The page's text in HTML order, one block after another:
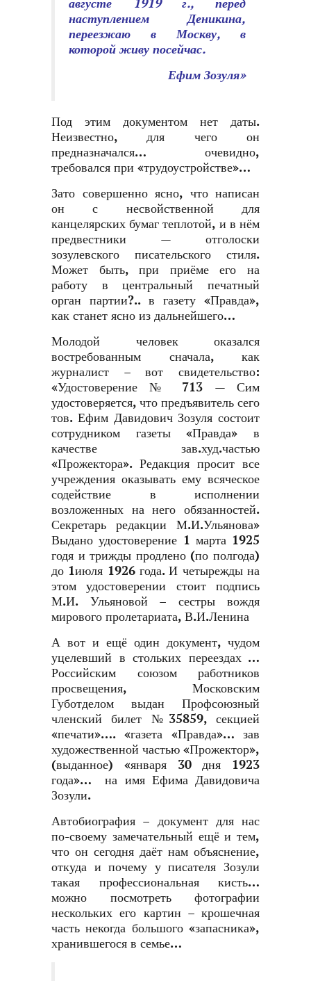
августе 1919 г., перед
наступлением Деникина,
переезжаю в Москву, в
которой живу посейчас.
Ефим Зозуля»
Под этим документом нет даты.
Неизвестно, для чего он
предназначался… очевидно,
требовался при «трудоустройстве»…
Зато совершенно ясно, что написан
он с несвойственной для
канцелярских бумаг теплотой, и в нём
предвестники — отголоски
зозулевского писательского стиля.
Может быть, при приёме его на
работу в центральный печатный
орган партии?.. в газету «Правда»,
как станет ясно из дальнейшего…
Молодой человек оказался
востребованным сначала, как
журналист – вот свидетельство:
«Удостоверение № 713 — Сим
удостоверяется, что предъявитель сего
тов. Ефим Давидович Зозуля состоит
сотрудником газеты «Правда» в
качестве зав.худ.частью
«Прожектора». Редакция просит все
учреждения оказывать ему всяческое
содействие в исполнении
возложенных на него обязанностей.
Секретарь редакции М.И.Ульянова»
Выдано удостоверение 1 марта 1925
годя и трижды продлено (по полгода)
до 1июля 1926 года. И четырежды на
этом удостоверении стоит подпись
М.И. Ульяновой – сестры вождя
мирового пролетариата, В.И.Ленина
А вот и ещё один документ, чудом
уцелевший в стольких переездах …
Российским союзом работников
просвещения, Московским
Губотделом выдан Профсоюзный
членский билет №35859, секцией
«печати»…. «газета «Правда»… зав
художественной частью «Прожектор»,
(выданное) «января 30 дня 1923
года»… на имя Ефима Давидовича
Зозули.
Автобиография – документ для нас
по-своему замечательный ещё и тем,
что он сегодня даёт нам объяснение,
откуда и почему у писателя Зозули
такая профессиональная кисть…
можно посмотреть фотографии
нескольких его картин – крошечная
часть некогда большого «запасника»,
хранившегося в семье…